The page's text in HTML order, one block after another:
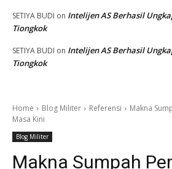
SETIYA BUDI on Intelijen AS Berhasil
Tiongkok
SETIYA BUDI on Intelijen AS Berhasil
Tiongkok